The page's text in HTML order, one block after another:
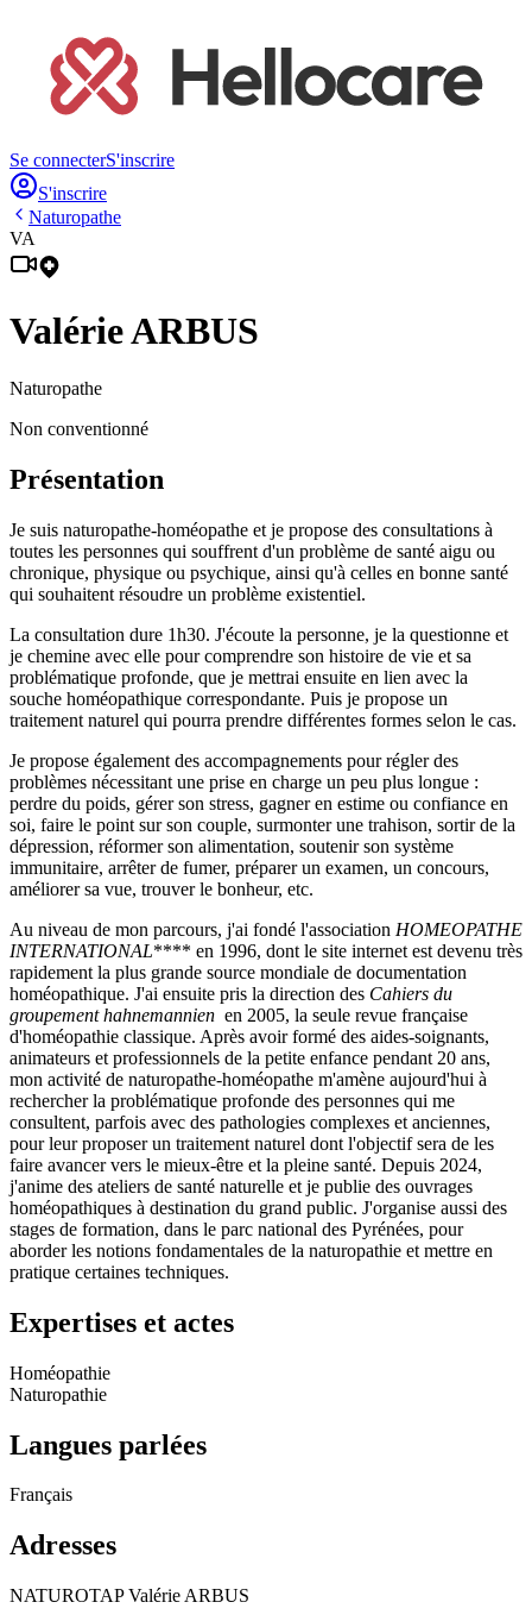
Se connecterS'inscrire
S'inscrire
Naturopathe
VA
ValérieARBUS
Naturopathe
Non conventionné
Présentation
Je suis naturopathe-homéopathe et je propose des consultations à
toutes les personnes qui souffrent d'un problème de santé aigu ou
chronique, physique ou psychique, ainsi qu'à celles en bonne santé
qui souhaitent résoudre un problème existentiel.
La consultation dure 1h30. J'écoute la personne, je la questionne et
je chemine avec elle pour comprendre son histoire de vie et sa
problématique profonde, que je mettrai ensuite en lien avec la
souche homéopathique correspondante. Puis je propose un
traitement naturel qui pourra prendre différentes formes selon le cas.
Je propose également des accompagnements pour régler des
problèmes nécessitant une prise en charge un peu plus longue :
perdre du poids, gérer son stress, gagner en estime ou confiance en
soi, faire le point sur son couple, surmonter une trahison, sortir de la
dépression, réformer son alimentation, soutenir son système
immunitaire, arrêter de fumer, préparer un examen, un concours,
améliorer sa vue, trouver le bonheur, etc.
Au niveau de mon parcours, j'ai fondé l'association HOMEOPATHE
INTERNATIONAL**** en 1996, dont le site internet est devenu très
rapidement la plus grande source mondiale de documentation
homéopathique. J'ai ensuite pris la direction des Cahiers du
groupement hahnemannien en 2005, la seule revue française
d'homéopathie classique. Après avoir formé des aides-soignants,
animateurs et professionnels de la petite enfance pendant 20 ans,
mon activité de naturopathe-homéopathe m'amène aujourd'hui à
rechercher la problématique profonde des personnes qui me
consultent, parfois avec des pathologies complexes et anciennes,
pour leur proposer un traitement naturel dont l'objectif sera de les
faire avancer vers le mieux-être et la pleine santé. Depuis 2024,
j'anime des ateliers de santé naturelle et je publie des ouvrages
homéopathiques à destination du grand public. J'organise aussi des
stages de formation, dans le parc national des Pyrénées, pour
aborder les notions fondamentales de la naturopathie et mettre en
pratique certaines techniques.
Expertises et actes
Homéopathie
Naturopathie
Langues parlées
Français
Adresses
NATUROTAP Valérie ARBUS